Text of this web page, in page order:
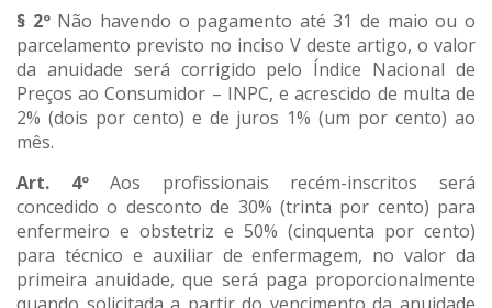
§ 2º Não havendo o pagamento até 31 de maio ou o
parcelamento previsto no inciso V deste artigo, o valor
da anuidade será corrigido pelo Índice Nacional de
Preços ao Consumidor – INPC, e acrescido de multa de
2% (dois por cento) e de juros 1% (um por cento) ao
mês.
Art. 4ºAos profissionais recém-inscritos será
concedido o desconto de 30% (trinta por cento) para
enfermeiro e obstetriz e 50% (cinquenta por cento)
para técnico e auxiliar de enfermagem, no valor da
primeira anuidade, que será paga proporcionalmente